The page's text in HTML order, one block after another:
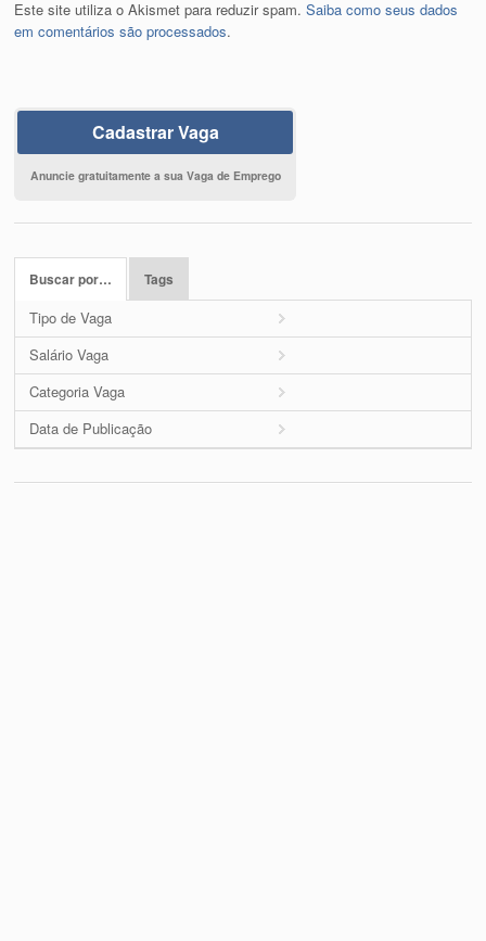
Este site utiliza o Akismet para reduzir spam.Saiba como seus dados
em comentários são processados.
Cadastrar Vaga
Anuncie gratuitamente a sua Vaga de Emprego
Buscar por… Tags
Tipo de Vaga
Salário Vaga
Categoria Vaga
Data de Publicação